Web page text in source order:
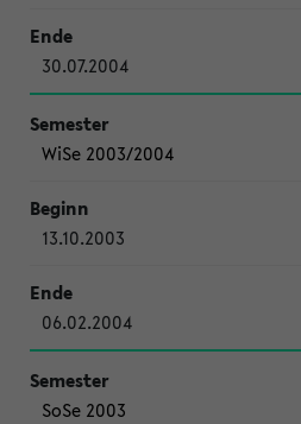
30.07.2004
WiSe 2003/2004
13.10.2003
06.02.2004
SoSe 2003